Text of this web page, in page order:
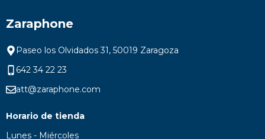
Zaraphone
Paseo los Olvidados 31, 50019 Zaragoza
642 34 22 23
att@zaraphone.com
Horario de tienda
Lunes - Miércoles